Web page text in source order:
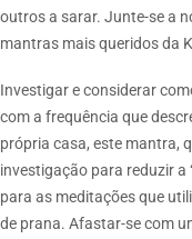
outros a sarar. Junte-se a
mantras mais queridos da
Investigar e considerar
com a frequência que
própria casa, este mantra,
investigação para reduzir a
para as meditações que
de prana. Afastar-se com